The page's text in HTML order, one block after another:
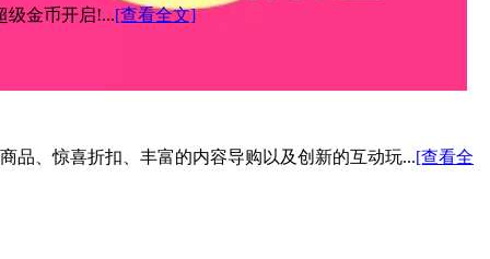
级金币开启!...[查看全文]
品、惊喜折扣、丰富的内容导购以及创新的互动玩...[查看全